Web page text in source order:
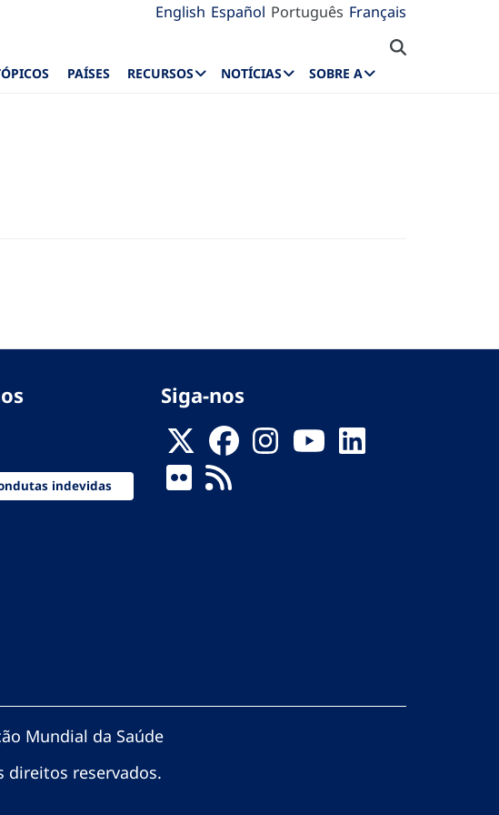
English Español Português Français
PAÍSES RECURSOS NOTÍCIAS SOBRE A
indevidas
Siga-nos
Mundial da Saúde
direitos reservados.